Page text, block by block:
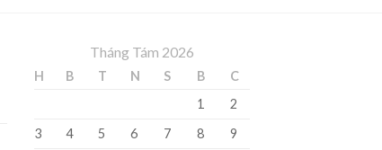
Tháng Tám 2026
H B T N S B
C
1
2
3
4 5 6 7 8
9